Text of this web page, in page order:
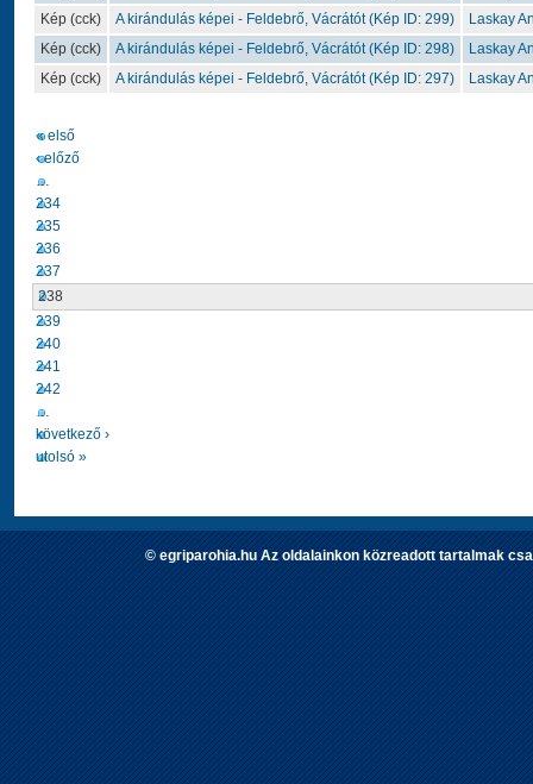
Kép (cck)
A kirándulás képei - Feldebrő, Vácrátót (Kép ID: 299)
Laskay
Kép (cck)
A kirándulás képei - Feldebrő, Vácrátót (Kép ID: 298)
Laskay
Kép (cck)
A kirándulás képei - Feldebrő, Vácrátót (Kép ID: 297) Laskay
« első
‹ előző
…
234
235
236
237
238
239
240
241
242
…
következő ›
utolsó »
© egriparohia.hu Az oldalainkon közreadott tartalmak